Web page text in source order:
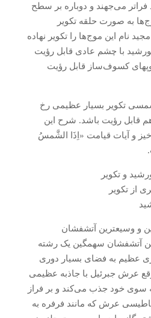
می‌جهند و دوباره بر سطح
به صورت حلقه تکویر
نام این موج‌ها را تکویر نهاده
با چشم عادی قابل رؤیت
کسوف‌ساز قابل رؤیت
تکویر بسیار عظیمی رخ
قابل رؤیت باشد. شرح این
و آیات قیامت «اِذَا الشَّمسُ
از تکویر
و وسیعترین آتشفشان
آتشفشان سهمگین یک رشته
عظیم به فضای بسیار دوری
عرش جبرئیل با جاذبه عظیمی
به سوی خود جذب می‌کند و بر فراز
عرش که مانند فرفره به